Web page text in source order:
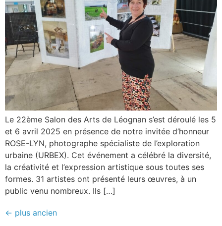
Le 22ème Salon des Arts de Léognan s’est déroulé les 5
et 6 avril 2025 en présence de notre invitée d’honneur
ROSE-LYN, photographe spécialiste de l’exploration
urbaine (URBEX). Cet événement a célébré la diversité,
la créativité et l’expression artistique sous toutes ses
formes. 31 artistes ont présenté leurs œuvres, à un
public venu nombreux. Ils […]
← plus ancien